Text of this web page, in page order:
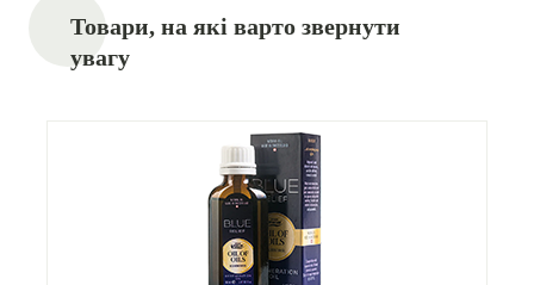
Товари, на які варто звернути
увагу